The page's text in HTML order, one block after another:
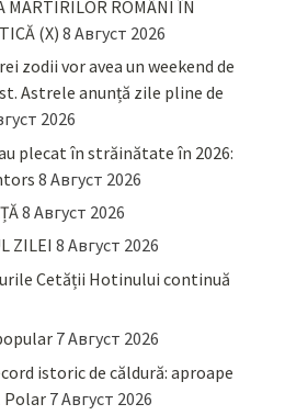
MARTIRILOR ROMÂNI ÎN
(X) 8 Август 2026
zodii vor avea un weekend de
Astrele anunță zile pline de
2026
plecat în străinătate în 2026:
8 Август 2026
8 Август 2026
ZILEI 8 Август 2026
Cetății Hotinului continuă
7 Август 2026
istoric de căldură: aproape
Polar 7 Август 2026